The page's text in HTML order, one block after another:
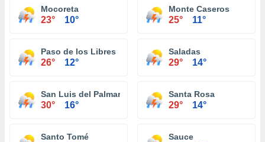
Mocoreta
23° 10°
Monte Caseros
25° 11°
Paso de los Libres
26° 12°
Saladas
29° 14°
San Luis del Palmar
30° 16°
Santa Rosa
29° 14°
Santo Tomé Sauce